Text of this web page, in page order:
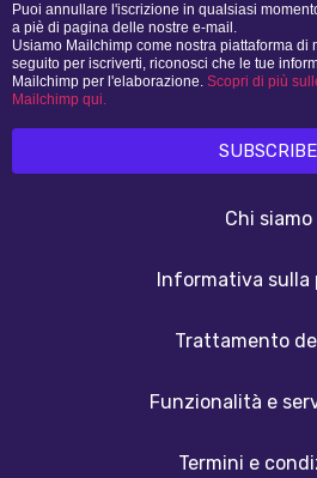
Puoi annullare l'iscrizione in qualsiasi
a piè di pagina delle nostre e-mail.
Usiamo Mailchimp come nostra piattaforma di
seguito per iscriverti, riconosci che le tue
Mailchimp per l'elaborazione. Scopri di più
Mailchimp qui.
Chi siamo
Informativa sulla
Trattamento
Funzionalità e
Termini e